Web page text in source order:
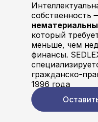
собственность
который
меньше, чем
финансы.
гражданско-
1996 года